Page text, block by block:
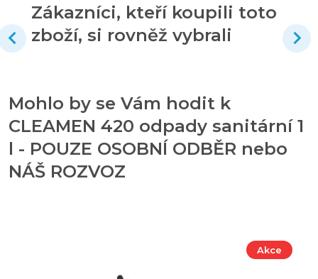
Zákazníci, kteří koupili toto
zboží, si rovněž vybrali
Mohlo by se Vám hodit k
CLEAMEN 420 odpady sanitární 1
l - POUZE OSOBNÍ ODBĚR nebo
NÁŠ ROZVOZ
Akce